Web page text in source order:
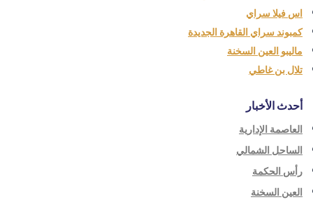
اس فيلا سراي
كمبوند سراي القاهرة الجديدة
ماليبو العين السخنة
تلال بن غاطي
أحدث الأخبار
العاصمة الإدارية
الساحل الشمالي
رأس الحكمة
العين السخنة